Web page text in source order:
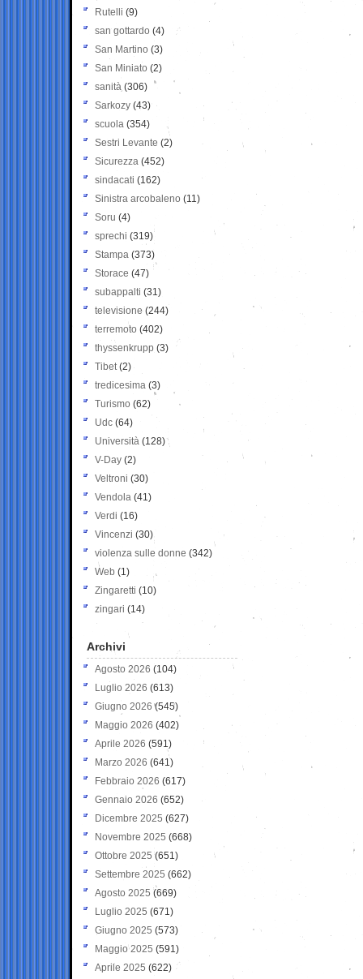
Rutelli (9)
san gottardo (4)
San Martino (3)
San Miniato (2)
sanità (306)
Sarkozy (43)
scuola (354)
Sestri Levante (2)
Sicurezza (452)
sindacati (162)
Sinistra arcobaleno (11)
Soru (4)
sprechi (319)
Stampa (373)
Storace (47)
subappalti (31)
televisione(244)
terremoto (402)
thyssenkrupp (3)
Tibet(2)
tredicesima (3)
Turismo (62)
Udc (64)
Università (128)
V-Day (2)
Veltroni (30)
Vendola (41)
Verdi (16)
Vincenzi (30)
violenza sulle donne (342)
Web (1)
Zingaretti (10)
zingari (14)
Archivi
Agosto 2026 (104)
Luglio 2026 (613)
Giugno 2026 (545)
Maggio 2026 (402)
Aprile 2026 (591)
Marzo 2026 (641)
Febbraio 2026 (617)
Gennaio 2026 (652)
Dicembre 2025 (627)
Novembre 2025 (668)
Ottobre 2025 (651)
Settembre 2025 (662)
Agosto 2025 (669)
Luglio 2025 (671)
Giugno 2025 (573)
Maggio 2025 (591)
Aprile 2025 (622)